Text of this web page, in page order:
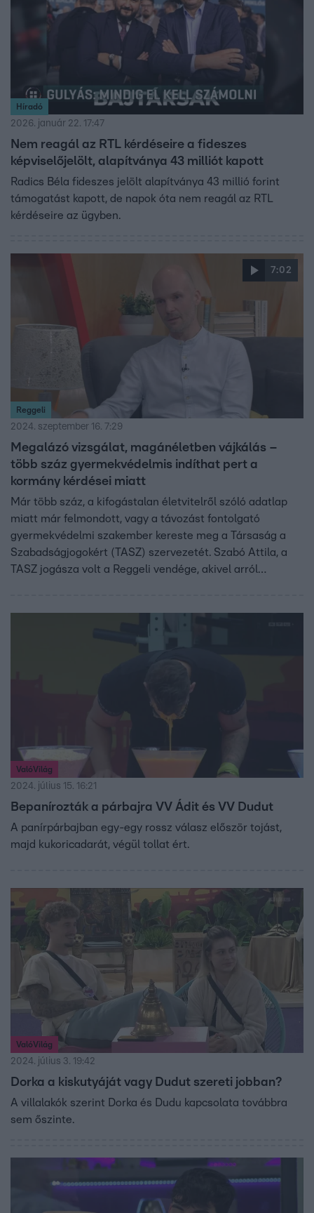
Híradó
2026. január 22. 17:47
Nem reagál az RTL kérdéseire a fideszes
képviselőjelölt, alapítványa 43 milliót kapott
Radics Béla fideszes jelölt alapítványa 43 millió forint
támogatást kapott, de napok óta nem reagál az RTL
kérdéseire az ügyben.
7:02
Reggeli
2024. szeptember 16. 7:29
Megalázó vizsgálat, magánéletben vájkálás –
több száz gyermekvédelmis indíthat pert a
kormány kérdései miatt
Már több száz, a kifogástalan életvitelről szóló adatlap
miatt már felmondott, vagy a távozást fontolgató
gyermekvédelmi szakember kereste meg a Társaság a
Szabadságjogokért (TASZ) szervezetét. Szabó Attila, a
TASZ jogásza volt a Reggeli vendége, akivel arról
a kérdésekkel, és mit érdemes tudni azoknak, akik a pert
ValóVilág
2024. július 15. 16:21
Bepanírozták a párbajra VV Ádit és VV Dudut
A panírpárbajban egy-egy rossz válasz először tojást,
majd kukoricadarát, végül tollat ért.
ValóVilág
2024. július 3. 19:42
Dorka a kiskutyáját vagy Dudut szereti jobban?
A villalakók szerint Dorka és Dudu kapcsolata továbbra
sem őszinte.